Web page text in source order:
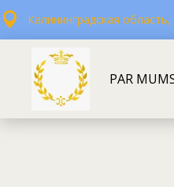
Калининградская
PAR